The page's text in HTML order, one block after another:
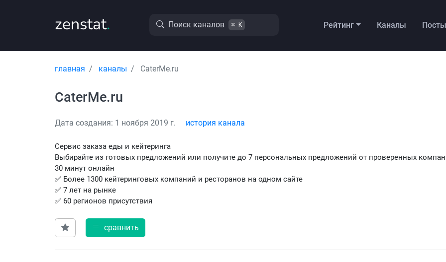
zenstat. Поиск каналов ⌘ K Рейтинг Каналы Посты
главная каналы CaterMe.ru
CaterMe.ru
Дата создания: 1 ноября 2019 г. история канала
Сервис заказа еды и кейтеринга
Выбирайте из готовых предложений или получите до 7 персональных предложений от проверенных
30 минут онлайн
✅ Более 1300 кейтеринговых компаний и ресторанов на одном сайте
✅ 7 лет на рынке
✅ 60 регионов присутствия
сравнить